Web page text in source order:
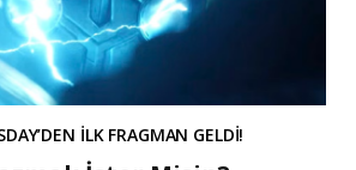
İLK FRAGMAN GELDİ!